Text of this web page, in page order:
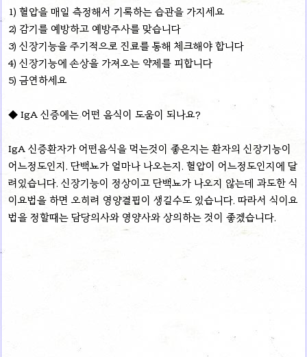
1) 혈압을 매일 측정해서 기록하는 습관을 가지세요
2) 감기를 예방하고 예방주사를 맞습니다
3) 신장기능을 주기적으로 진료를 통해 체크해야 합니다
4) 신장기능에 손상을 가져오는 약제를 피합니다
5) 금연하세요
◆ IgA 신증에는 어떤 음식이 도움이 되나요?
IgA 신증환자가 어떤음식을 먹는것이 좋은지는 환자의 신장기능이
어느정도인지. 단백뇨가 얼마나 나오는지. 혈압이 어느정도인지에 달
려있습니다. 신장기능이 정상이고 단백뇨가 나오지 않는데 과도한 식
이요법을 하면 오히려 영양결핍이 생길수도 있습니다. 따라서 식이요
법을 정할때는 담당의사와 영양사와 상의하는 것이 좋겠습니다.